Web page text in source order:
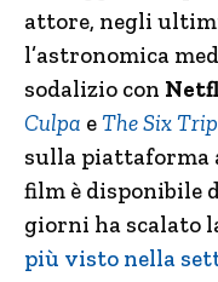
attore, negli
l’astronomica
sodalizio con
Culpa eThe Six
sulla
film è disponibile
giorni ha scalato
più visto nella